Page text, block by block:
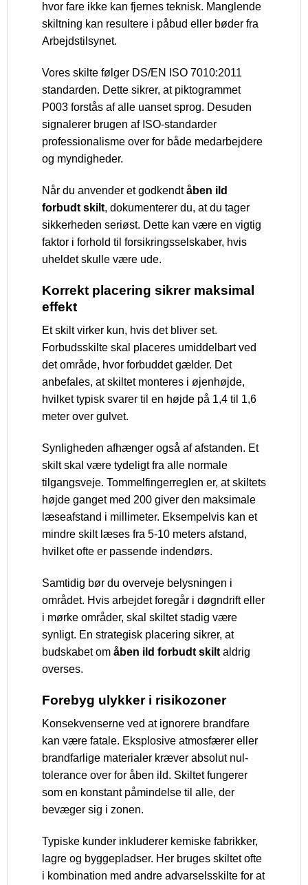
hvor fare ikke kan fjernes teknisk. Manglende
skiltning kan resultere i påbud eller bøder fra
Arbejdstilsynet.
Vores skilte følger DS/EN ISO 7010:2011
standarden. Dette sikrer, at piktogrammet
P003 forstås af alle uanset sprog. Desuden
signalerer brugen af ISO-standarder
professionalisme over for både medarbejdere
og myndigheder.
Når du anvender et godkendtåben ild
forbudt skilt, dokumenterer du, at du tager
sikkerheden seriøst. Dette kan være en vigtig
faktor i forhold til forsikringsselskaber, hvis
uheldet skulle være ude.
Korrekt placering sikrer maksimal
effekt
Et skilt virker kun, hvis det bliver set.
Forbudsskilte skal placeres umiddelbart ved
det område, hvor forbuddet gælder. Det
anbefales, at skiltet monteres i øjenhøjde,
hvilket typisk svarer til en højde på 1,4 til 1,6
meter over gulvet.
Synligheden afhænger også af afstanden. Et
skilt skal være tydeligt fra alle normale
tilgangsveje. Tommelfingerreglen er, at skiltets
højde ganget med 200 giver den maksimale
læseafstand i millimeter. Eksempelvis kan et
mindre skilt læses fra 5-10 meters afstand,
hvilket ofte er passende indendørs.
Samtidig bør du overveje belysningen i
området. Hvis arbejdet foregår i døgndrift eller
i mørke områder, skal skiltet stadig være
synligt. En strategisk placering sikrer, at
budskabet om åben ild forbudt skilt aldrig
overses.
Forebyg ulykker i risikozoner
Konsekvenserne ved at ignorere brandfare
kan være fatale. Eksplosive atmosfærer eller
brandfarlige materialer kræver absolut nul-
tolerance over for åben ild. Skiltet fungerer
som en konstant påmindelse til alle, der
bevæger sig i zonen.
Typiske kunder inkluderer kemiske fabrikker,
lagre og byggepladser. Her bruges skiltet ofte
i kombination med andre advarselsskilte for at